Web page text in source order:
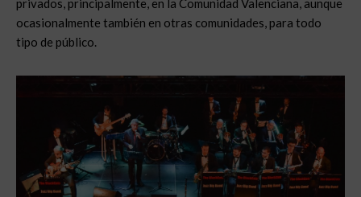
privados, principalmente, en la Comunidad Valenciana, aunque
ocasionalmente también en otras comunidades, para todo
tipo de público.